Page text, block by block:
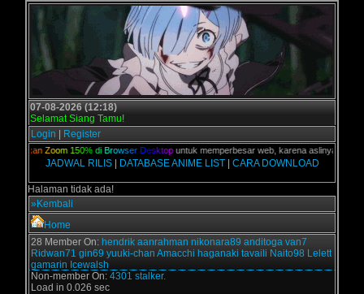
07-08-2026 (12:18)
Selamat Siang Tamu!
Login
Register
an Zoom 1 50% d i B rowser Desktopuntuk memperbesar web, karena aslinya web
JADWAL RILIS| DATABASE ANIME LIST| CARA DOWNLOAD
Halaman tidak ada!
»Kembali
Home
28 Member On: hendrik aanrahman nikonara89 anditoga van7
Ridwan71 gin69 yuuki-chan Amacchi haganaki tavaili Naito98 Lelett
gamarin Icewalsh
Non-member On: 4301 stalker.
Load in 0.026 sec